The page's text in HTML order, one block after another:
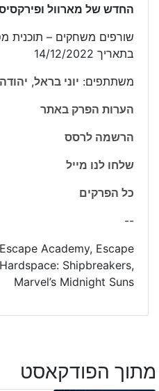
החדש של מארוול
בתאריך 14/12/2022
משתתפים: יוני בראל,
הערות הפרק באתר
הרשמה לרסס
שלחו לנו מייל
כל הפרקים
--
Academy, Escape
Shipbreakers,
Marvel’s Midnight Suns
מתוך הפודקאסט